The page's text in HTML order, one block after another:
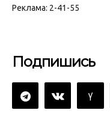
Реклама: 2-41-55
Подпишись